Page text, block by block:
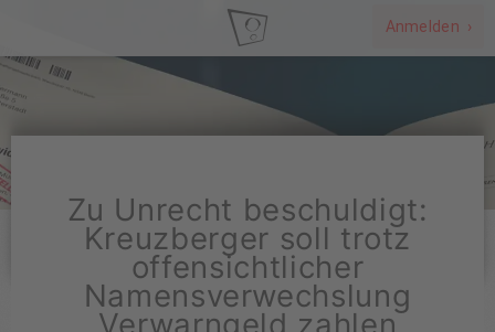
Anmelden ›
Zu Unrecht beschuldigt:
Kreuzberger soll trotz
offensichtlicher
Namensverwechslung
Verwarngeld zahlen